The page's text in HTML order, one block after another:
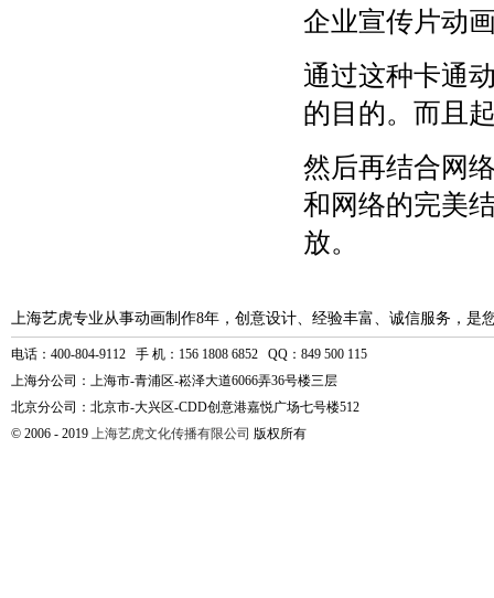
企业宣传片动
通过这种卡通
的目的。而且
然后再结合网
和网络的完美
放。
上海艺虎专业从事动画制作8年，创意设计、经验丰富、诚信服务，是
电话：400-804-9112 手 机：156 1808 6852 QQ：849 500 115
上海分公司：上海市-青浦区-崧泽大道6066弄36号楼三层
北京分公司：北京市-大兴区-CDD创意港嘉悦广场七号楼512
© 2006 - 2019 上海艺虎文化传播有限公司 版权所有